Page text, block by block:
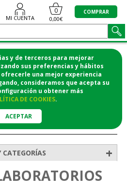
y de terceros para mejorar
sus preferencias y hábitos
ofrecerle una mejor experiencia
consideramos que acepta su
u obtener más
DE COOKIES.
ACEPTAR
MI CUENTA
0
0,00€
COMPRAR
DESDE CASA Y RECOGE
FARMACIA!
te lo mandamos a casa
CATEGORÍAS +